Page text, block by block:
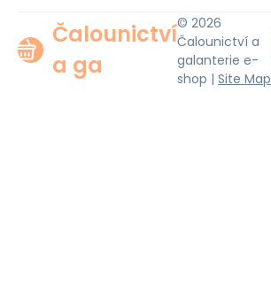
Čalounictví
a ga
© 2026
Čalounictví a
galanterie e-
shop | Site Map